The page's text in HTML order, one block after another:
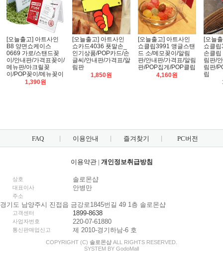
[오늘출고] 아트사인
B8 양면쇼케이스
0669 가로/스탠드꽂
이/안내판/가격표꽂이/
메뉴판/아크릴꽂
이/POP꽂이/메뉴꽂이
1,390원
[오늘출고] 아트사인
쇼카드4036 푯말손_
인기상품/POP카드/손
글씨/안내판/가격표/알
림판
1,850원
[오늘출고] 아트사인
쇼클립3991 앵글스탠
드 소/메모꽂이/알림
판/안내판/가격표/알림
판/POP집게/POP클립
4,160원
[오늘
쇼클
손클
림판/
림판/
립
FAQ 이용안내 즐겨찾기 PC버전
이용약관| 개인정보취급방침
상호 솔로몬샵
대표이사 안병만
주소
경기도 남양주시 진접읍 금강로1845번길 49 1층 솔로몬샵
고객센터 1899-8638
사업자번호 220-07-61880
통신판매업신고 제 2010-경기하남-6 호
COPYRIGHT (C) 솔로몬샵 ALL RIGHTS RESERVED.
SYSTEM BY GodoMall